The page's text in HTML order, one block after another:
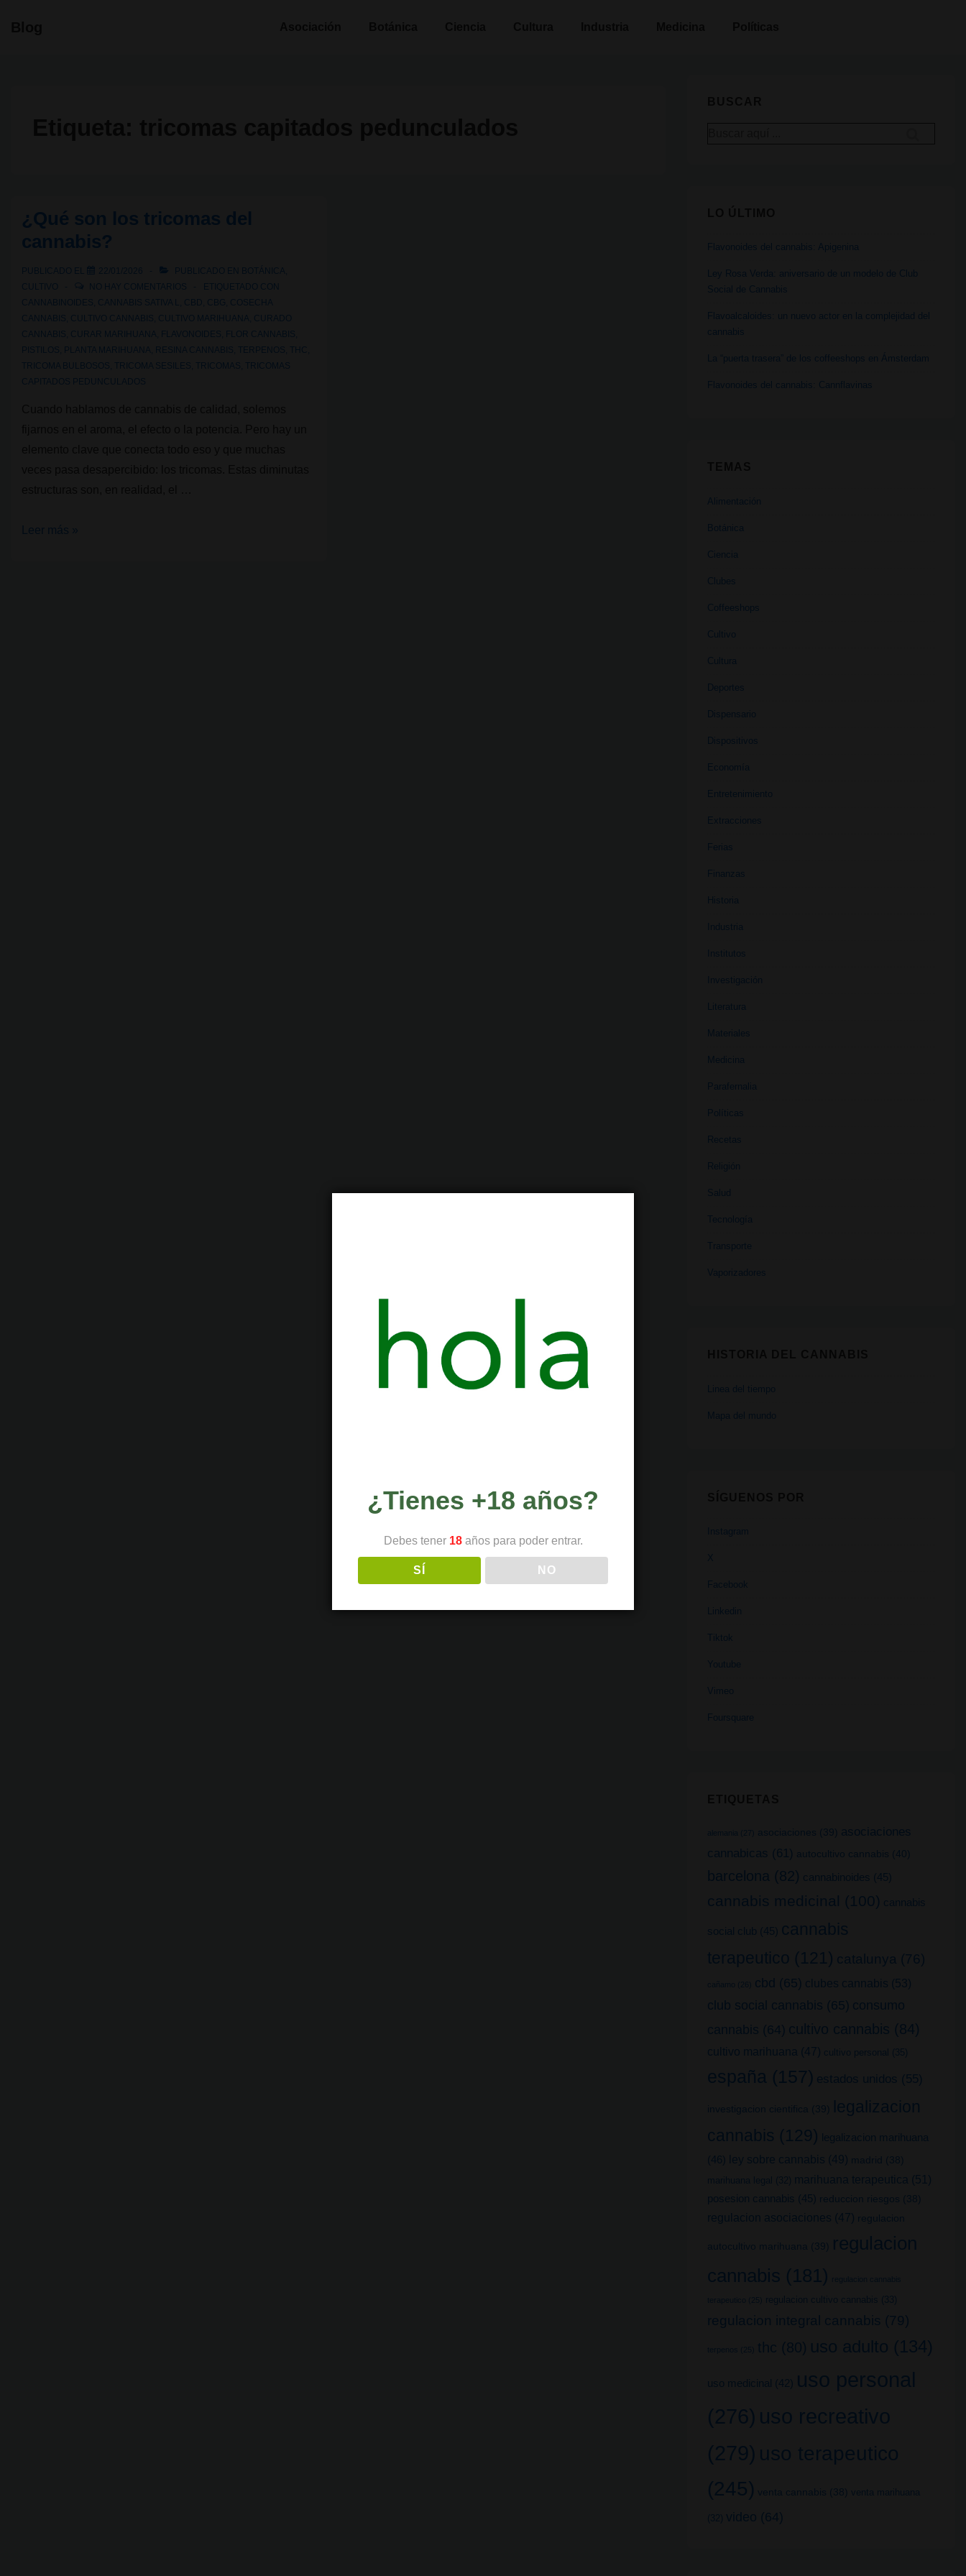
¿Qué son los tricomas del
cannabis?
PUBLICADO EL 22/01/2026 PUBLICADO EN BOTÁNICA
CULTIVO
NO HAY COMENTARIOS
ETIQUETADO CON
CANNABINOIDES CANNABIS SATIVA L CBD CBG COSECHA
CANNABIS CULTIVO CANNABIS CULTIVO MARIHUANA
CURADO
CANNABIS CURAR MARIHUANA FLAVONOIDES FLOR CANNABIS
PISTILOS
PLANTA MARIHUANA RESINA CANNABIS TERPENOS THC
TRICOMA BULBOSOS
TRICOMA SESILES TRICOMAS
TRICOMAS
CAPITADOS PEDUNCULADOS
¿Qué
Leer más »
Flavonoides del cannabis: Apigenina
Ley Rosa Verda: aniversario de un modelo de Club
Social de Cannabis
Flavoalcaloides: un nuevo actor en la complejidad del
cannabis
La “puerta trasera” de los coffeeshops en Ámsterdam
Flavonoides del cannabis: Cannflavinas
Alimentación
Botánica
Ciencia
Clubes
Coffeeshops
Cultivo
Cultura
Deportes
Dispensario
Dispositivos
Economía
Entretenimiento
Extracciones
Ferias
Finanzas
Historia
Industria
Institutos
Investigación
Literatura
Materiales
Medicina
Parafernalia
Políticas
Recetas
Religión
Salud
Tecnología
Transporte
Vaporizadores
Linea del tiempo
Mapa del mundo
Instagram
X
Facebook
Linkedin
Tiktok
Youtube
Vimeo
Foursquare
alemania (27) asociaciones (39)
asociaciones
cannabicas (61) autocultivo cannabis (40)
barcelona (82) cannabinoides (45)
cannabis medicinal (100) cannabis
social club (45) cannabis
terapeutico (121) catalunya (76)
cañamo (26) cbd (65) clubes cannabis (53)
club social cannabis (65) consumo
cannabis (64) cultivo cannabis (84)
cultivo marihuana (47) cultivo personal (35)
españa (157) estados unidos (55)
investigacion cientifica (39)
legalizacion
cannabis (129) legalizacion marihuana
(46) ley sobre cannabis (49) madrid (38)
marihuana legal (32) marihuana terapeutica (51)
posesion cannabis (45) reduccion riesgos (38)
regulacion asociaciones (47) regulacion
autocultivo marihuana (39)
regulacion
cannabis (181) regulacion cannabis
terapeutico (25) regulacion cultivo cannabis (33)
regulacion integral cannabis (79)
terpenos (25) thc (80) uso adulto (134)
uso medicinal (42) uso personal
(276) uso recreativo
(279) uso terapeutico
(245) venta cannabis (38) venta marihuana
(32) video (64)
¿Tienes +18 años?
Debes tener 18años para poder entrar.
SÍ NO